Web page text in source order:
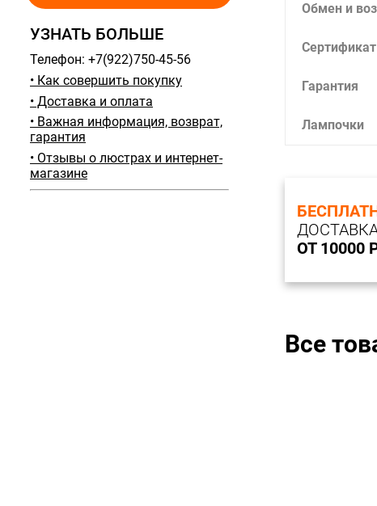
УЗНАТЬ БОЛЬШЕ
Телефон: +7(922)750-45-56
• Как совершить покупку
• Доставка и оплата
• Важная информация, возврат,
гарантия
• Отзывы о люстрах и интернет-
магазине
Обмен и
Сертификат
Гарантия
Лампочки
ОТ 10000
Все